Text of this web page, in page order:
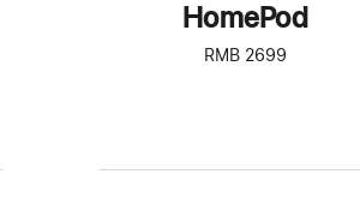
HomePod
RMB 2699